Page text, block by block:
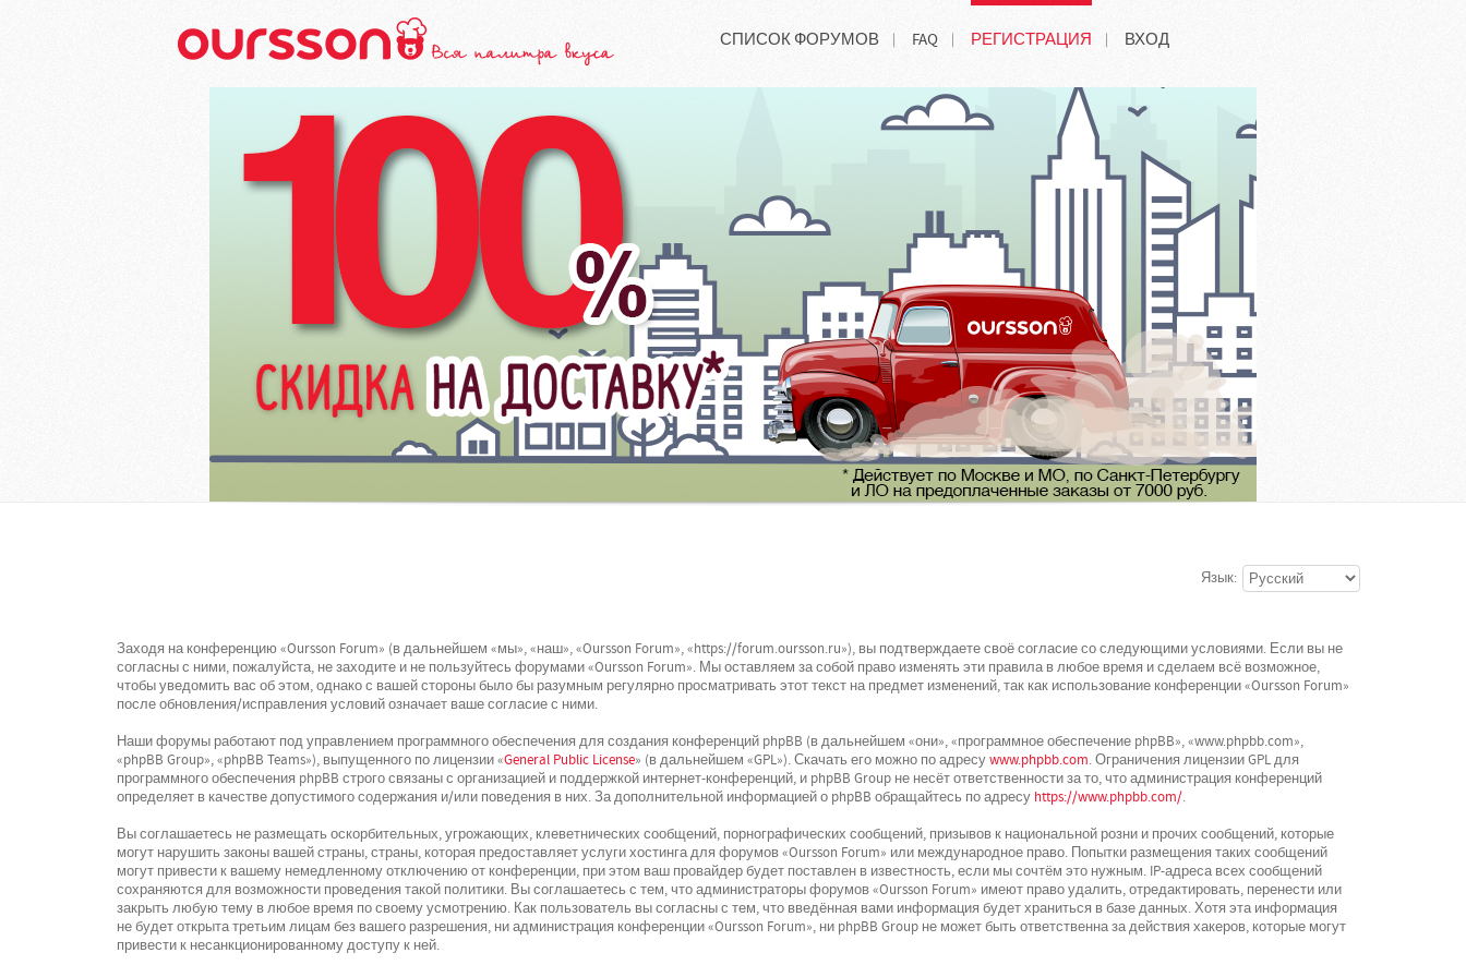
СПИСОК ФОРУМОВ FAQ РЕГИСТРАЦИЯ ВХОД
Язык:
Заходя на конференцию «Oursson Forum» (в дальнейшем «мы», «наш», «Oursson Forum», «https://forum.oursson.ru»), вы подтверждаете своё согласие со следующими условиями. Если вы не
согласны с ними, пожалуйста, не заходите и не пользуйтесь форумами «Oursson Forum». Мы оставляем за собой право изменять эти правила в любое время и сделаем всё возможное,
чтобы уведомить вас об этом, однако с вашей стороны было бы разумным регулярно просматривать этот текст на предмет изменений, так как использование конференции «Oursson Forum»
после обновления/исправления условий означает ваше согласие с ними.
Наши форумы работают под управлением программного обеспечения для создания конференций phpBB (в дальнейшем «они», «программное обеспечение phpBB», «www.phpbb.com»,
«phpBB Group», «phpBB Teams»), выпущенного по лицензии «General Public License» (в дальнейшем «GPL»). Скачать его можно по адресуwww.phpbb.com. Ограничения лицензии GPL для
программного обеспечения phpBB строго связаны с организацией и поддержкой интернет-конференций, и phpBB Group не несёт ответственности за то, что администрация конференций
определяет в качестве допустимого содержания и/или поведения в них. За дополнительной информацией о phpBB обращайтесь по адресу https://www.phpbb.com/.
Вы соглашаетесь не размещать оскорбительных, угрожающих, клеветнических сообщений, порнографических сообщений, призывов к национальной розни и прочих сообщений, которые
могут нарушить законы вашей страны, страны, которая предоставляет услуги хостинга для форумов «Oursson Forum» или международное право. Попытки размещения таких сообщений
могут привести к вашему немедленному отключению от конференции, при этом ваш провайдер будет поставлен в известность, если мы сочтём это нужным. IP-адреса всех сообщений
сохраняются для возможности проведения такой политики. Вы соглашаетесь с тем, что администраторы форумов «Oursson Forum» имеют право удалить, отредактировать, перенести или
закрыть любую тему в любое время по своему усмотрению. Как пользователь вы согласны с тем, что введённая вами информация будет храниться в базе данных. Хотя эта информация
не будет открыта третьим лицам без вашего разрешения, ни администрация конференции «Oursson Forum», ни phpBB Group не может быть ответственна за действия хакеров, которые могут
привести к несанкционированному доступу к ней.